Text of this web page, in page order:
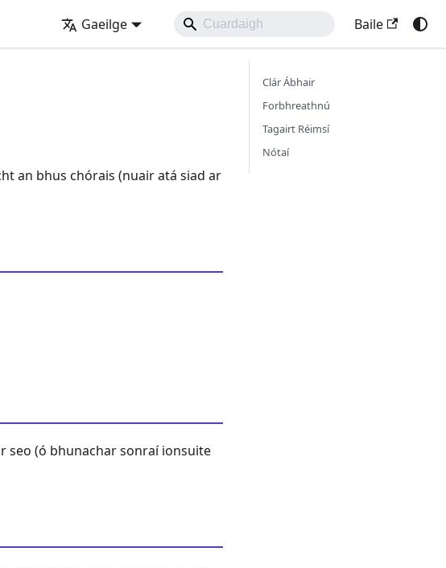
Gaeilge Baile
an bhus chórais (nuair atá siad ar
seo (ó bhunachar sonraí ionsuite
Clár Ábhair
Forbhreathnú
Tagairt Réimsí
Nótaí